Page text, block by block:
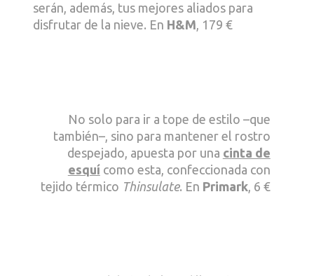
serán, además, tus mejores aliados para
disfrutar de la nieve. En H&M, 179 €
No solo para ir a tope de estilo –que
también–, sino para mantener el rostro
despejado, apuesta por una cinta de
esquícomo esta, confeccionada con
tejido térmico Thinsulate. En Primark, 6 €